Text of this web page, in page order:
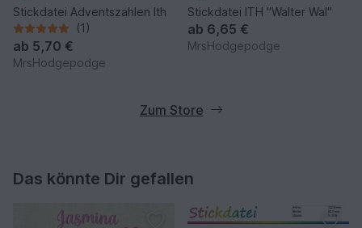
Stickdatei Adventszahlen Ith
(1)
ab 5,70 €
MrsHodgepodge
Stickdatei ITH "Walter Wal"
ab 6,65 €
MrsHodgepodge
Zum Store
Das könnte Dir gefallen